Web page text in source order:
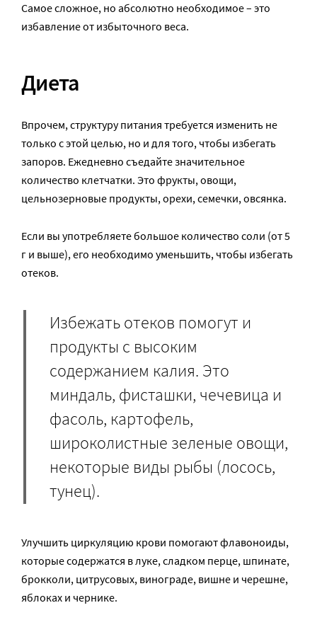
Самое сложное, но абсолютно необходимое – это
избавление от избыточного веса.
Диета
Впрочем, структуру питания требуется изменить не
только с этой целью, но и для того, чтобы избегать
запоров. Ежедневно съедайте значительное
количество клетчатки. Это фрукты, овощи,
цельнозерновые продукты, орехи, семечки, овсянка.
Если вы употребляете большое количество соли (от 5
г и выше), его необходимо уменьшить, чтобы избегать
отеков.
Избежать отеков помогут и
продукты с высоким
содержанием калия. Это
миндаль, фисташки, чечевица и
фасоль, картофель,
широколистные зеленые овощи,
некоторые виды рыбы (лосось,
тунец).
Улучшить циркуляцию крови помогают флавоноиды,
которые содержатся в луке, сладком перце, шпинате,
брокколи, цитрусовых, винограде, вишне и черешне,
яблоках и чернике.